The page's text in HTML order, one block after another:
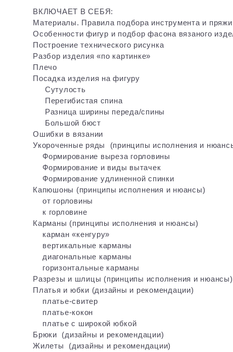
ВКЛЮЧАЕТ В СЕБЯ:
Материалы. Правила подбора инструмента и пряжи
Особенности фигур и подбор фасона вязаного
Построение технического рисунка
Разбор изделия «по картинке»
Плечо
Посадка изделия на фигуру
Сутулость
Перегибистая спина
Разница ширины переда/спины
Большой бюст
Ошибки в вязании
Укороченные ряды (принципы исполнения и
Формирование выреза горловины
Формирование и виды вытачек
Формирование удлиненной спинки
Капюшоны (принципы исполнения и нюансы)
от горловины
к горловине
Карманы (принципы исполнения и нюансы)
карман «кенгуру»
вертикальные карманы
диагональные карманы
горизонтальные карманы
Разрезы и шлицы (принципы исполнения и нюансы)
Платья и юбки (дизайны и рекомендации)
платье-свитер
платье-кокон
платье с широкой юбкой
Брюки (дизайны и рекомендации)
Жилеты (дизайны и рекомендации)